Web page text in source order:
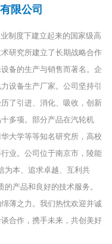
限公司
制度下建立起来的国家级高
研究所建立了长期战略合作
备的生产与销售而著名。企
设备生产厂家。公司坚持引
了引进、消化、吸收，创新
多项。部分产品在汽轮机
大学等等知名研究所，高校
业。公司位于南京市，陵能
为本、追求卓越、互利共
产品和良好的技术服务。
薄之力。我们热忱欢迎并诚
合作，携手未来，共创美好